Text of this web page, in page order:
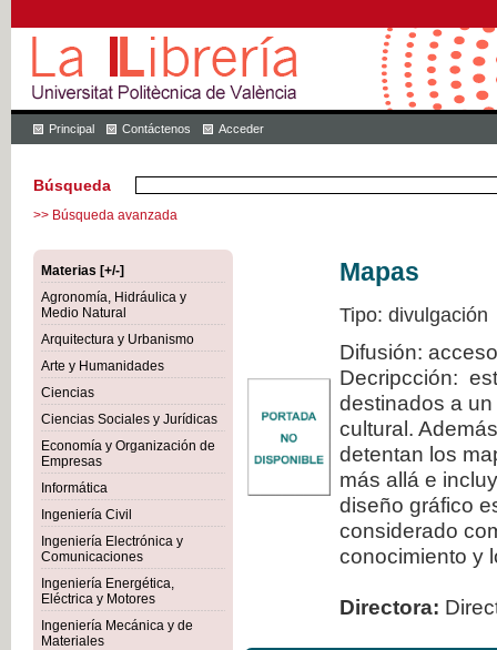
Principal Contáctenos Acceder
Búsqueda
>> Búsqueda avanzada
Materias [+/-]
Agronomía, Hidráulica y
Medio Natural
Arquitectura y Urbanismo
Arte y Humanidades
Ciencias
Ciencias Sociales y Jurídicas
Economía y Organización de
Empresas
Informática
Ingeniería Civil
Ingeniería Electrónica y
Comunicaciones
Ingeniería Energética,
Eléctrica y Motores
Ingeniería Mecánica y de
Materiales
Mapas
Tipo: divulgación
Difusión:
Decripcción:
destinados a
cultural.
detentan los
más allá e
diseño gráfico
considerado
conocimiento y
Directora: